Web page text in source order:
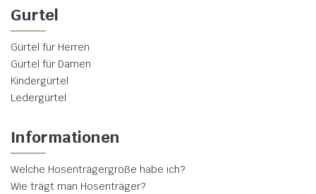
Gurtel
Gürtel für Herren
Gürtel für Damen
Kindergürtel
Ledergürtel
Informationen
Welche Hosenträgergröße habe ich?
Wie trägt man Hosenträger?